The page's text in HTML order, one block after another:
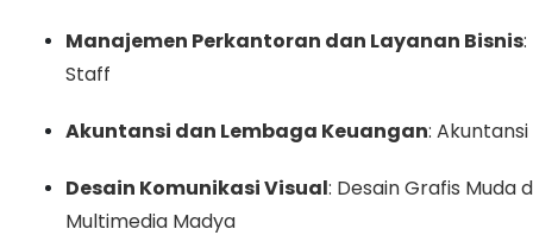
Manajemen Perkantoran dan Layanan Bisnis
Staff
Akuntansi dan Lembaga Keuangan:
Desain Komunikasi Visual: Desain Grafis Muda
Multimedia Madya